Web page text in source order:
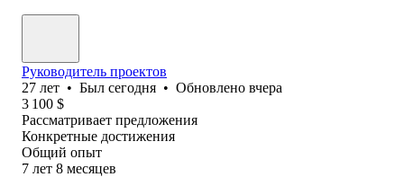
Руководитель проектов
27 лет • Был сегодня • Обновлено вчера
3 100 $
Рассматривает предложения
Конкретные достижения
Общий опыт
7 лет 8 месяцев